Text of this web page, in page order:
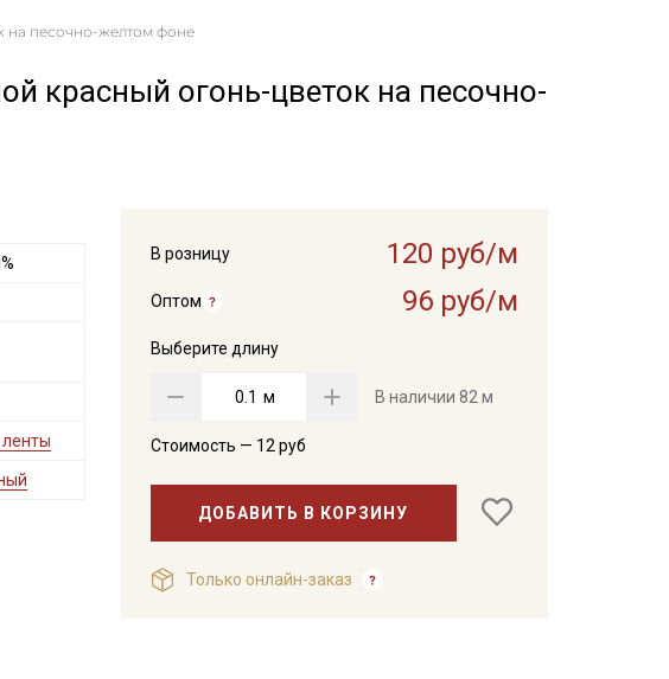
на песочно-желтом фоне
красный огонь-цветок на песочно-
В розницу 120 руб/м
Оптом 96 руб/м
Выберите длину
м В наличии 82 м
Стоимость — 12 руб
ДОБАВИТЬ В КОРЗИНУ
Только онлайн-заказ